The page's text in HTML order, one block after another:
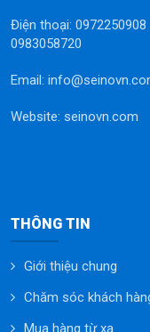
Điện thoại:
0983058720
Email:
Website: seinovn.com
THÔNG TIN
Giới thiệu chung
Chăm sóc khách
Mua hàng từ xa